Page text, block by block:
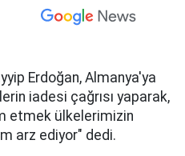
Erdoğan, Almanya'ya
iadesi çağrısı yaparak,
etmek ülkelerimizin
arz ediyor" dedi.